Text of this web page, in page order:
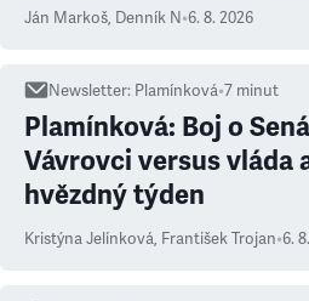
Ján Markoš, Denník N•6. 8. 2026
Newsletter: Plamínková•7 minut
Plamínková: Boj o
Vávrovci versus vláda
hvězdný týden
Kristýna Jelínková, František Trojan•6.